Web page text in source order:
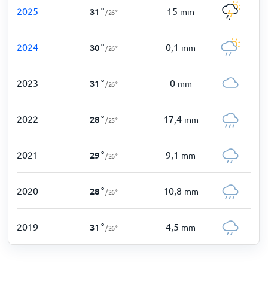
2025 31 ° /26° 15 mm
2024 30° /26° 0,1 mm
2023 31 ° /26° 0 mm
2022 28° /25° 17,4 mm
2021 29° /26° 9,1 mm
2020 28° /26° 10,8 mm
2019 31 ° /26° 4,5 mm